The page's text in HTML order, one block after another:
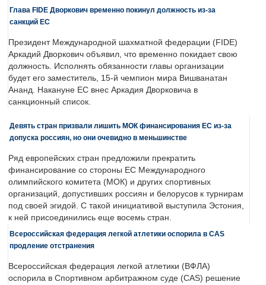
Глава FIDE Дворкович временно покинул должность из-за
санкций ЕС
Президент Международной шахматной федерации (FIDE)
Аркадий Дворкович объявил, что временно покидает свою
должность. Исполнять обязанности главы организации
будет его заместитель, 15-й чемпион мира Вишванатан
Ананд. Накануне ЕС внес Аркадия Дворковича в
санкционный список.
Девять стран призвали лишить МОК финансирования ЕС из-за
допуска россиян, но они очевидно в меньшинстве
Ряд европейских стран предложили прекратить
финансирование со стороны ЕС Международного
олимпийского комитета (МОК) и других спортивных
организаций, допустивших россиян и белорусов к турнирам
под своей эгидой. С такой инициативой выступила Эстония,
к ней присоединились еще восемь стран.
Всероссийская федерация легкой атлетики оспорила в CAS
продление отстранения
Всероссийская федерация легкой атлетики (ВФЛА)
оспорила в Спортивном арбитражном суде (CAS) решение